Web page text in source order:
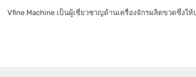
Vfine Machine เป็นผู้เชี่ยวชาญด้านเครื่องจักรผลิตขวดซึ่งใ